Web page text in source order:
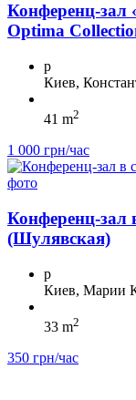
Конференц-зал
Optima
p
Киев,
41 m2
1 000 грн/час
Конференц-зал
(Шулявская)
p
Киев, Марии
33 m2
350 грн/час